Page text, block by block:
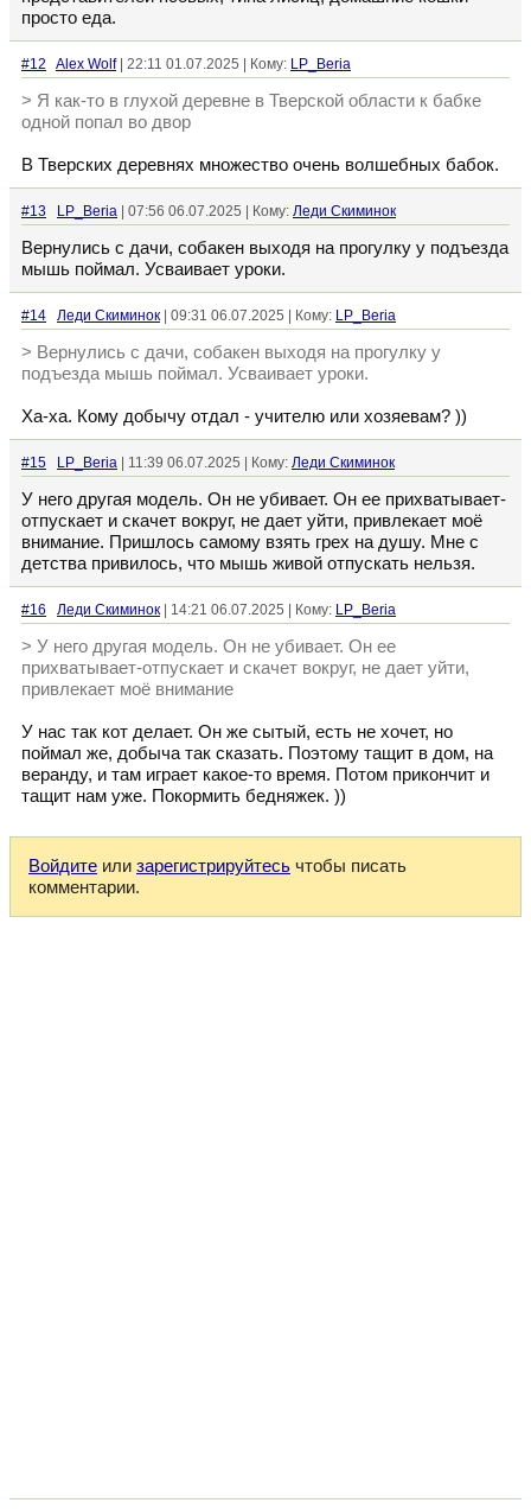
просто еда.
#12 Alex Wolf| 22:11 01.07.2025 | Кому: LP_Beria
> Я как-то в глухой деревне в Тверской области к бабке
одной попал во двор
В Тверских деревнях множество очень волшебных бабок.
#13 LP_Beria | 07:56 06.07.2025 | Кому: Леди Скиминок
Вернулись с дачи, собакен выходя на прогулку у подъезда
мышь поймал. Усваивает уроки.
#14 Леди Скиминок | 09:31 06.07.2025 | Кому: LP_Beria
> Вернулись с дачи, собакен выходя на прогулку у
подъезда мышь поймал. Усваивает уроки.
Ха-ха. Кому добычу отдал - учителю или хозяевам? ))
#15 LP_Beria | 11:39 06.07.2025 | Кому: Леди Скиминок
У него другая модель. Он не убивает. Он ее прихватывает-
отпускает и скачет вокруг, не дает уйти, привлекает моё
внимание. Пришлось самому взять грех на душу. Мне с
детства привилось, что мышь живой отпускать нельзя.
#16 Леди Скиминок | 14:21 06.07.2025 | Кому: LP_Beria
> У него другая модель. Он не убивает. Он ее
прихватывает-отпускает и скачет вокруг, не дает уйти,
привлекает моё внимание
У нас так кот делает. Он же сытый, есть не хочет, но
поймал же, добыча так сказать. Поэтому тащит в дом, на
веранду, и там играет какое-то время. Потом прикончит и
тащит нам уже. Покормить бедняжек. ))
Войдите или зарегистрируйтесь чтобы писать
комментарии.